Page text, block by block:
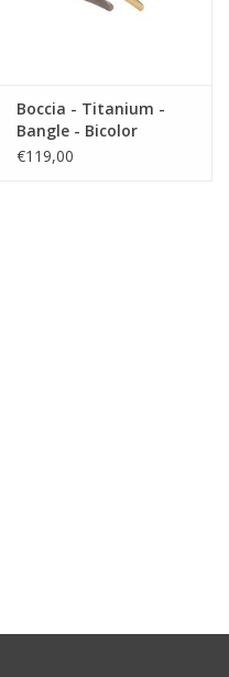
Boccia - Titanium -
Bangle - Bicolor
€119,00